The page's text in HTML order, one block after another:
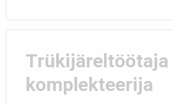
komplekteerija